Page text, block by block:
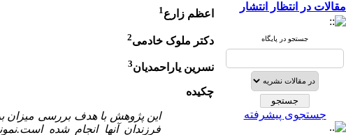
مقالات در انتظار انتشار
جستجو در پایگاه
جستجوی پیشرفته
اعظم زارع1
دکتر ملوک خادمی2
نسرین یاراحمدیان3
چکیده
این پژوهش با هدف بررسی میزان